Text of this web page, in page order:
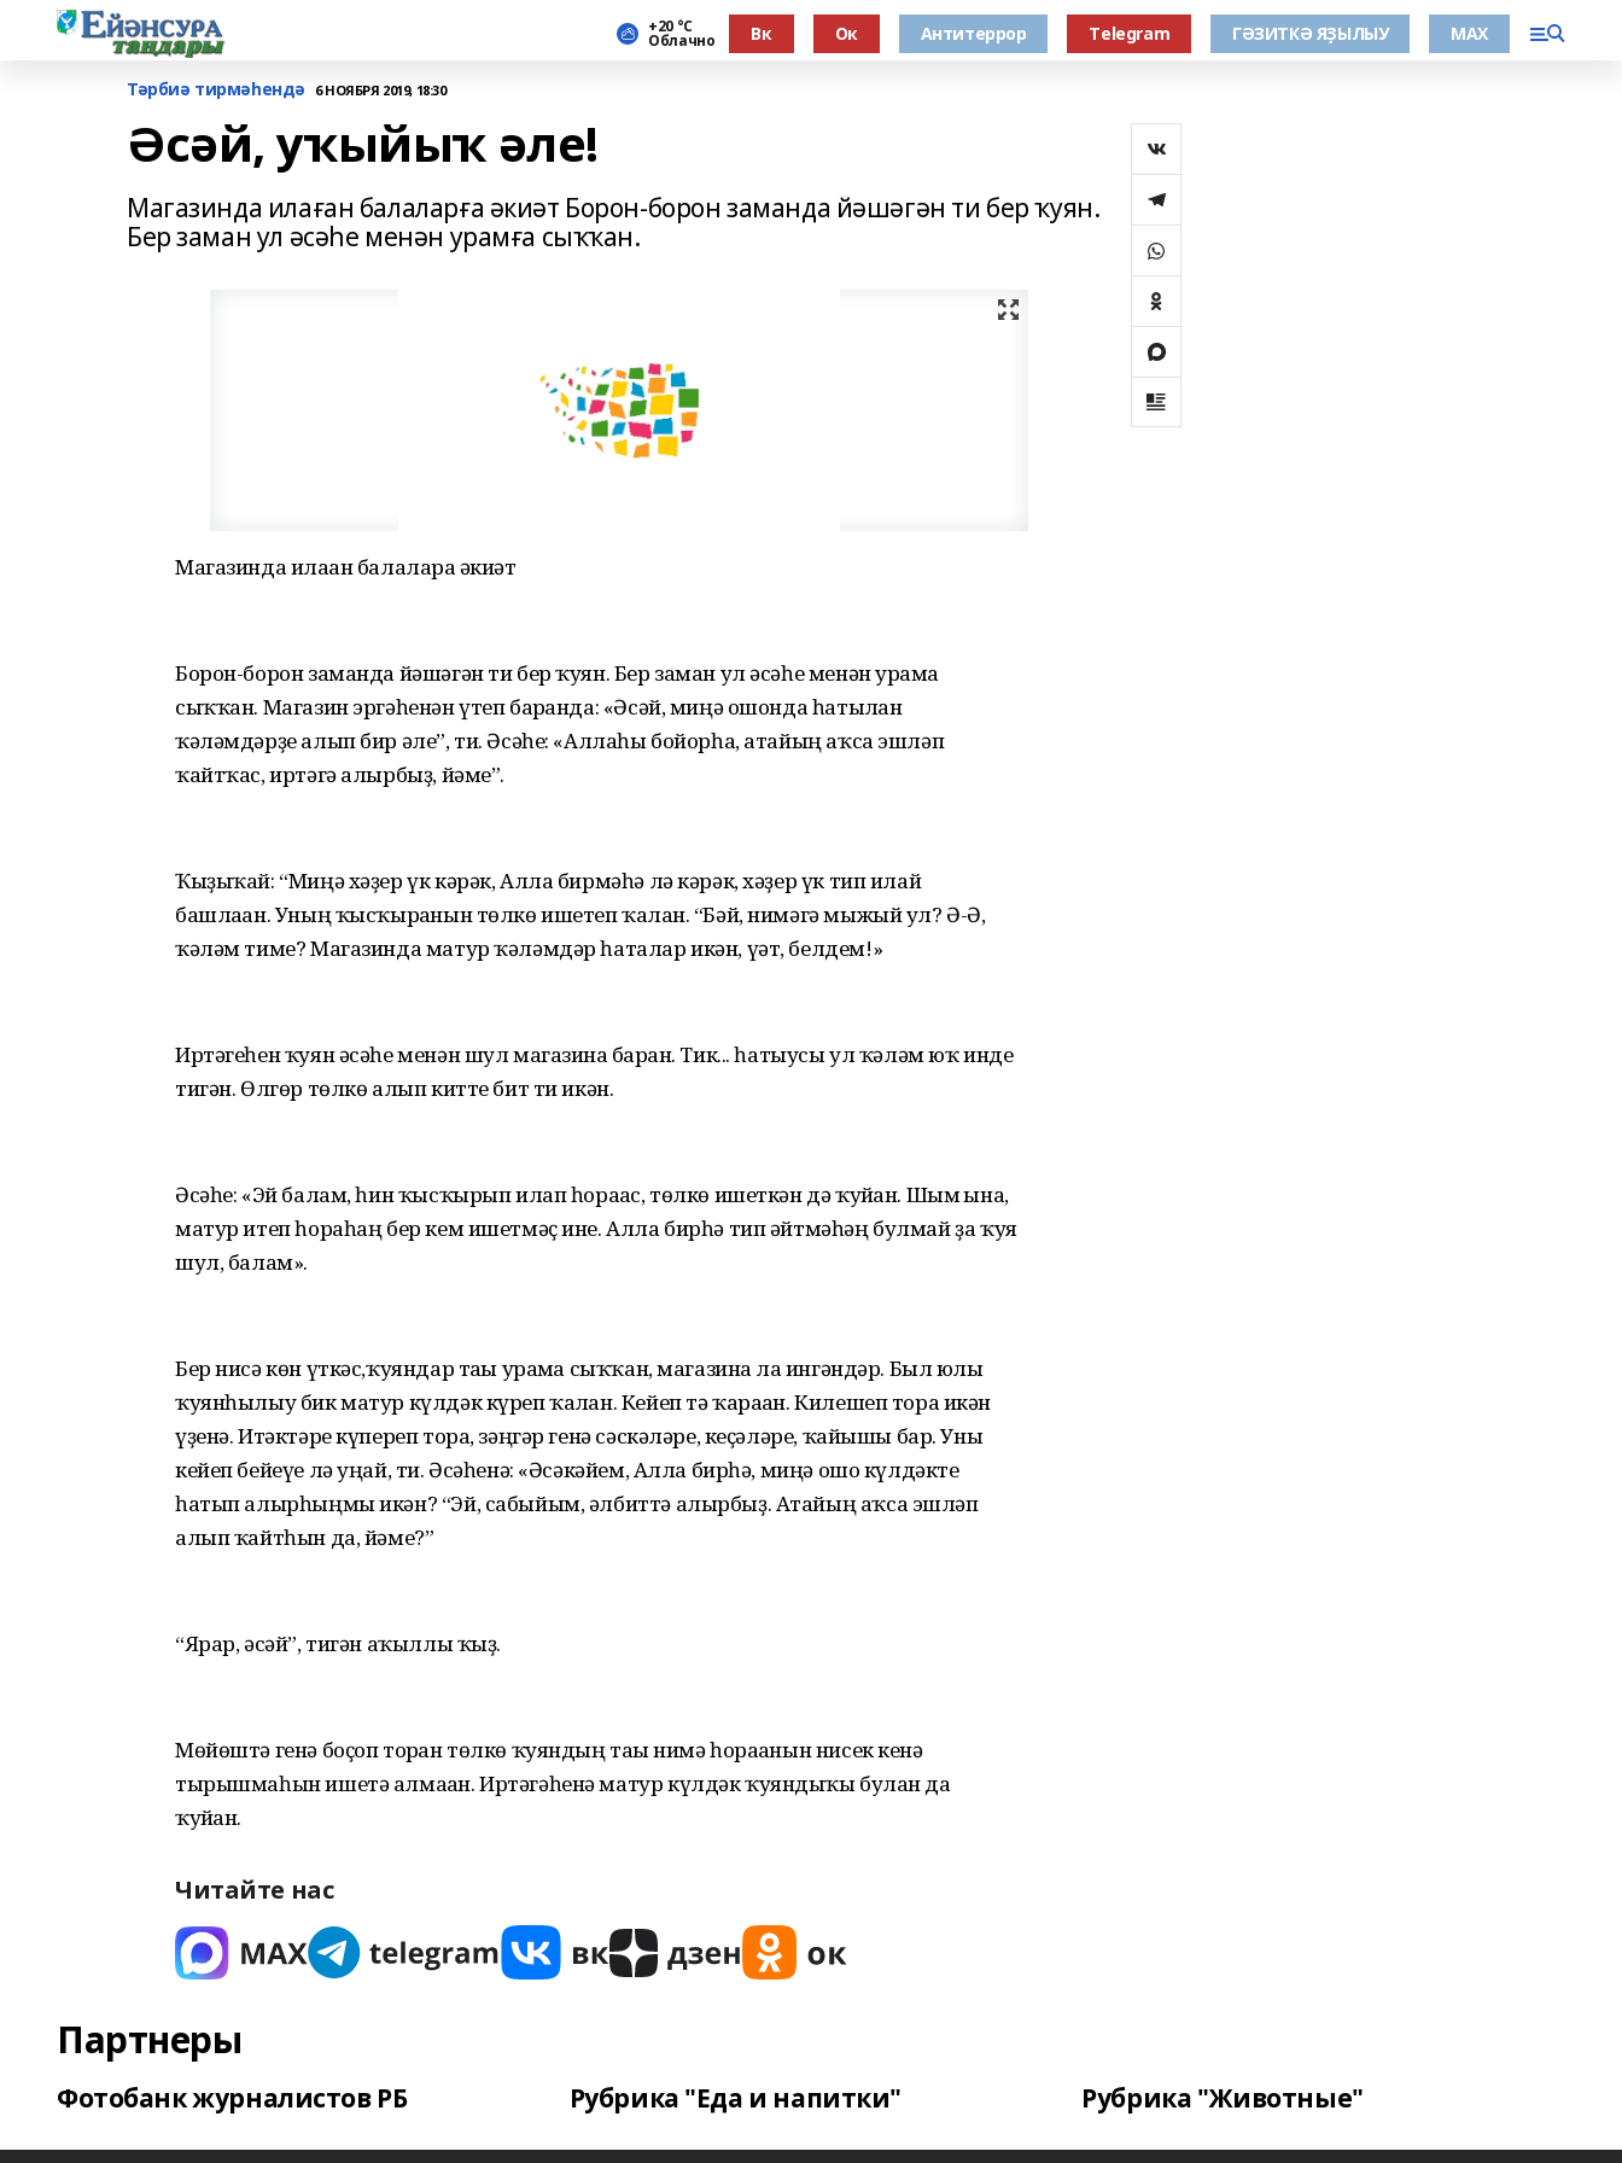
+20 °С
Облачно Вк Ок Антитеррор Тelegram ГӘЗИТКӘ ЯҘЫЛЫУ МАХ
Тәрбиә тирмәһендә 6 НОЯБРЯ 2019, 18:30
Әсәй, уҡыйыҡ әле!
Магазинда илаған балаларға әкиәт Борон-борон заманда йәшәгән ти бер ҡуян.
Бер заман ул әсәһе менән урамға сыҡҡан.
Магазинда илаған балаларға әкиәт
Борон-борон заманда йәшәгән ти бер ҡуян. Бер заман ул әсәһе менән урамға
сыҡҡан. Магазин эргәһенән үтеп барғанда: «Әсәй, миңә ошонда һатылған
ҡәләмдәрҙе алып бир әле”, ти. Әсәһе: «Аллаһы бойорһа, атайың аҡса эшләп
ҡайтҡас, иртәгә алырбыҙ, йәме”.
Ҡыҙыҡай: “Миңә хәҙер үк кәрәк, Алла бирмәһә лә кәрәк, хәҙер үк тип илай
башлаған. Уның ҡысҡырғанын төлкө ишетеп ҡалған. “Бәй, нимәгә мыжый ул? Ә-Ә,
ҡәләм тиме? Магазинда матур ҡәләмдәр һаталар икән, үәт, белдем!»
Иртәгеһен ҡуян әсәһе менән шул магазинға барған. Тик... һатыусы ул ҡәләм юҡ инде
тигән. Өлгөр төлкө алып китте бит ти икән.
Әсәһе: «Эй балам, һин ҡысҡырып илап һорағас, төлкө ишеткән дә ҡуйған. Шым ғына,
матур итеп һораһаң бер кем ишетмәҫ ине. Алла бирһә тип әйтмәһәң булмай ҙа ҡуя
шул, балам».
Бер нисә көн үткәс,ҡуяндар тағы урамға сыҡҡан, магазинға ла ингәндәр. Был юлы
ҡуянһылыу бик матур күлдәк күреп ҡалған. Кейеп тә ҡараған. Килешеп тора икән
үҙенә. Итәктәре күпереп тора, зәңгәр генә сәскәләре, кеҫәләре, ҡайышы бар. Уны
кейеп бейеүе лә уңай, ти. Әсәһенә: «Әсәкәйем, Алла бирһә, миңә ошо күлдәкте
һатып алырһыңмы икән? “Эй, сабыйым, әлбиттә алырбыҙ. Атайың аҡса эшләп
алып ҡайтһын да, йәме?”
“Ярар, әсәй”, тигән аҡыллы ҡыҙ.
Мөйөштә генә боҫоп торған төлкө ҡуяндың тағы нимә һорағанын нисек кенә
тырышмаһын ишетә алмаған. Иртәгәһенә матур күлдәк ҡуяндыҡы булған да
ҡуйған.
Читайте нас
Партнеры
Фотобанк журналистов РБ Рубрика "Еда и напитки" Рубрика "Животные"